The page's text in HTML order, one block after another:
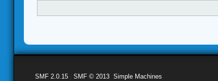
SMF 2.0.15 SMF © 2013 Simple Machines